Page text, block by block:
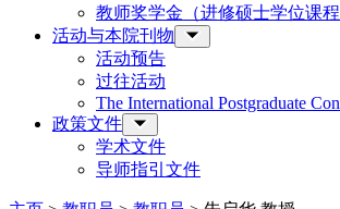
教师奖学金（进修硕士学位课程
活动与本院刊物
活动预告
过往活动
The International Postgraduate
政策文件
学术文件
导师指引文件